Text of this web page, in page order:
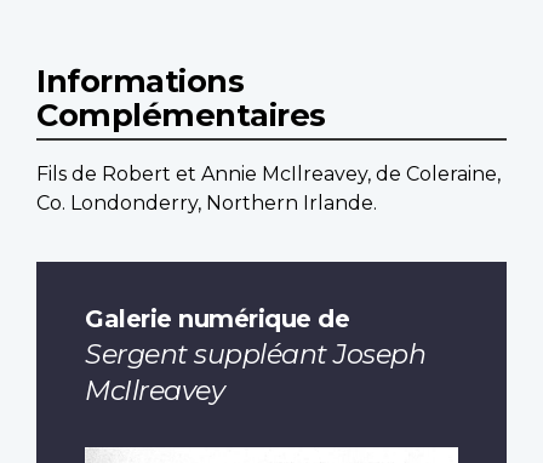
Informations
Complémentaires
Fils de Robert et Annie McIlreavey, de Coleraine,
Co. Londonderry, Northern Irlande.
Galerie numérique de
Sergent suppléant Joseph
McIlreavey